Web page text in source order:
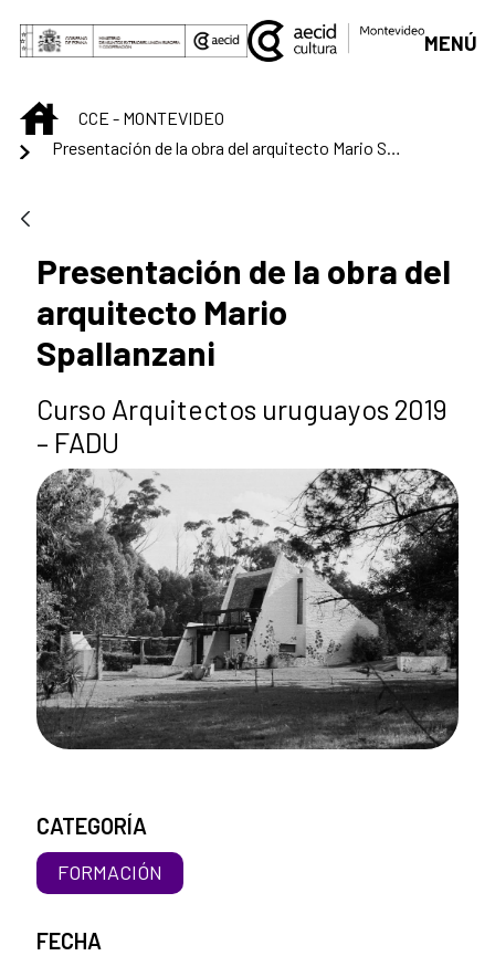
Saut au contenu principal
MENÚ
INICIOCCE - MONTEVIDEO
Presentación de la obra del arquitecto Mario Spallanzani
Presentación de la obra del
arquitecto Mario
Spallanzani
Curso Arquitectos uruguayos 2019
– FADU
CATEGORÍA
FORMACIÓN
FECHA